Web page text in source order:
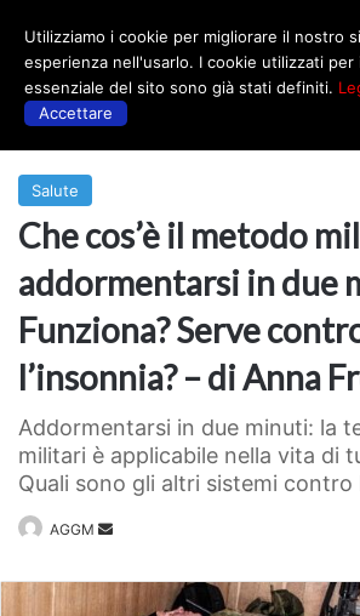
Salute
Che cos’è il metodo
addormentarsi in due
Funziona? Serve
l’insonnia? – di Anna
Addormentarsi in due minuti: la
militari è applicabile nella vita di
Quali sono gli altri sistemi contro
AGGM
Invia
Utilizziamo i cookie per migliorare il nostro
esperienza nell'usarlo. I cookie utilizzati per
essenziale del sito sono già stati definiti.
Accettare